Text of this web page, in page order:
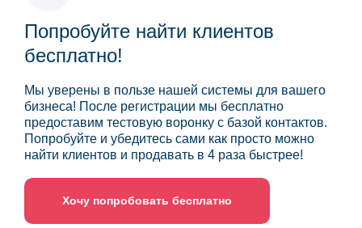
Попробуйте найти клиентов
бесплатно!
Мы уверены в пользе нашей системы для вашего
бизнеса! После регистрации мы бесплатно
предоставим тестовую воронку с базой контактов.
Попробуйте и убедитесь сами как просто можно
найти клиентов и продавать в 4 раза быстрее!
Хочу попробовать бесплатно